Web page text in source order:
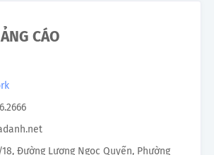
CÁO
Đường Lương Ngọc Quyến, Phường